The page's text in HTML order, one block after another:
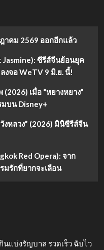
าคม 2569 ออกอีกแล้ว
Jasmine): ซีรีส์จีนย้อนยุค
งจอ WeTV 9 มิ.ย. นี้!
เมื่อ “หยางหยาง”
บน Disney+
งหลวง” (2026) มินิซีรีส์จีน
Red Opera): จาก
มรักที่ยากจะเลือน
นแบ่งรัญบาล รวดเร็ว ฉับไว